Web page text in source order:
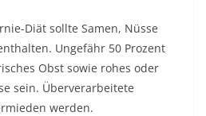
Diät sollte Samen, Nüsse
Ungefähr 50 Prozent
Obst sowie rohes oder
sein. Überverarbeitete
werden.